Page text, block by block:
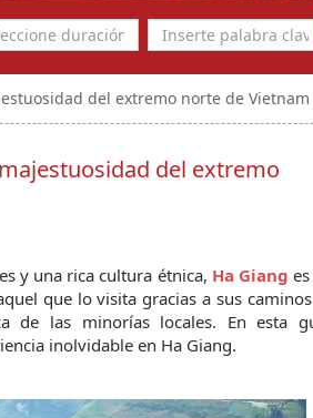
del extremo norte de Vietnam
del extremo
y una rica cultura étnica, Ha Giang
que lo visita gracias a sus
inolvidable en Ha Giang.